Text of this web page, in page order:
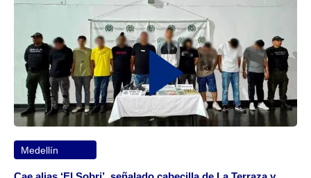
Medellín